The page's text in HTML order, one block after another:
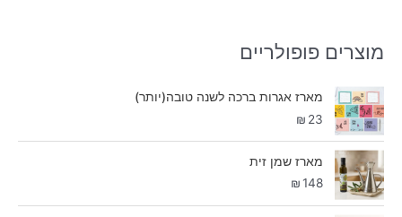
מוצרים פופולריים
מארז אגרות ברכה לשנה טובה(יותר)
₪ 23
מארז שמן זית
₪148